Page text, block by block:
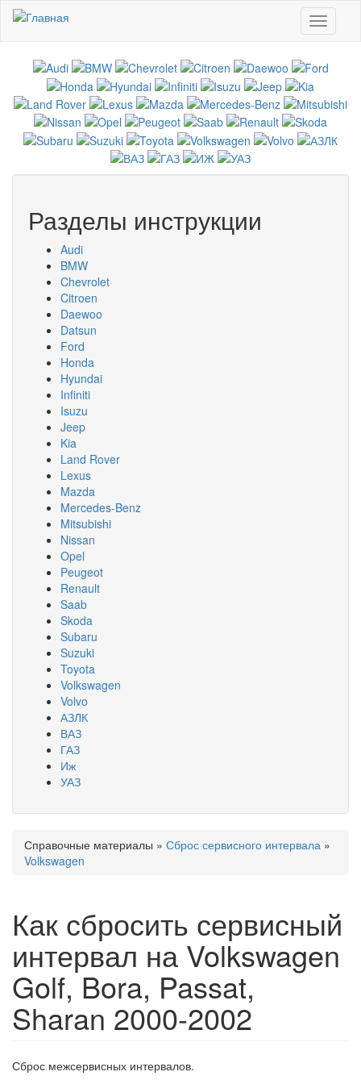
Перейти к основному содержанию
Toggle
Разделы инструкции
Audi
BMW
Chevrolet
Citroen
Daewoo
Datsun
Ford
Honda
Hyundai
Infiniti
Isuzu
Jeep
Kia
Land Rover
Lexus
Mazda
Mercedes-Benz
Mitsubishi
Nissan
Opel
Peugeot
Renault
Saab
Skoda
Subaru
Suzuki
Toyota
Volkswagen
Volvo
АЗЛК
ВАЗ
ГАЗ
Иж
УАЗ
Вы здесь
Справочные материалы » Сброс сервисного интервала »
Volkswagen
Как сбросить сервисный
интервал на Volkswagen
Golf, Bora, Passat,
Sharan 2000-2002
Сброс межсервисных интервалов.